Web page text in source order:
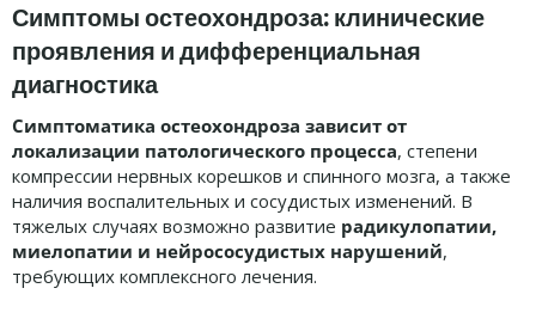
Симптомы остеохондроза: клинические
проявления и дифференциальная
диагностика
Симптоматика остеохондроза зависит от
локализации патологического процесса, степени
компрессии нервных корешков и спинного мозга, а также
наличия воспалительных и сосудистых изменений. В
тяжелых случаях возможно развитие радикулопатии,
миелопатии и нейрососудистых нарушений,
требующих комплексного лечения.